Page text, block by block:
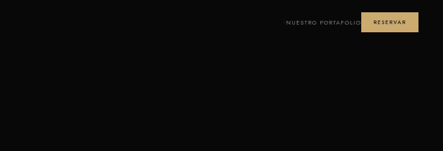
NUESTRO PORTAFOLIO RESERVAR